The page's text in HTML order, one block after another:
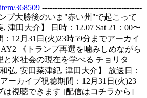
368509 ---------------------------------------
プ大勝後のいま"赤い州"で起こって
津田大介】 日時：12.07 Sat 21：00〜
12月31日(火)23時59分までアーカイ
《トランプ再選を噛みしめながら
と米社会の現在を学べる チョリタ
弘, 安田菜津紀, 津田大介】 放送日：
ーカイブ視聴期間：12月31日(火)23
は視聴できます [配信はコチラから]